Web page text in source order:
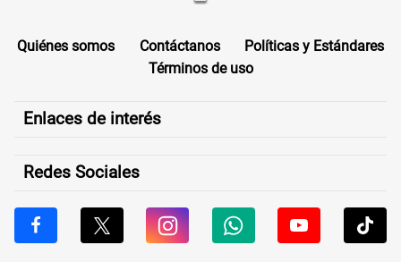
Quiénes somos Contáctanos
Políticas y Estándares
Términos de uso
Enlaces de interés
Redes Sociales